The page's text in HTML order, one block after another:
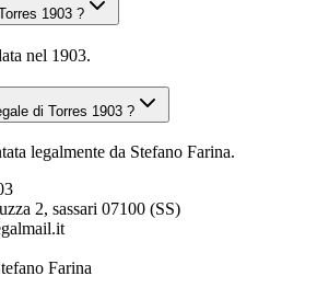
1903 ?
nel 1903.
di Torres 1903 ?
legalmente da Stefano Farina.
2, sassari 07100 (SS)
Farina